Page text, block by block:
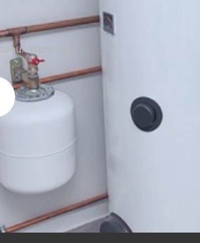
Wormhout